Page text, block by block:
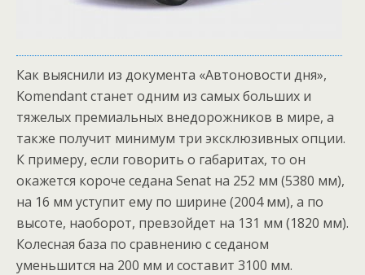
Как выяснили из документа «Автоновости дня»,
Komendant станет одним из самых больших и
тяжелых премиальных внедорожников в мире, а
также получит минимум три эксклюзивных опции.
К примеру, если говорить о габаритах, то он
окажется короче седана Senat на 252 мм (5380 мм),
на 16 мм уступит ему по ширине (2004 мм), а по
высоте, наоборот, превзойдет на 131 мм (1820 мм).
Колесная база по сравнению с седаном
уменьшится на 200 мм и составит 3100 мм.